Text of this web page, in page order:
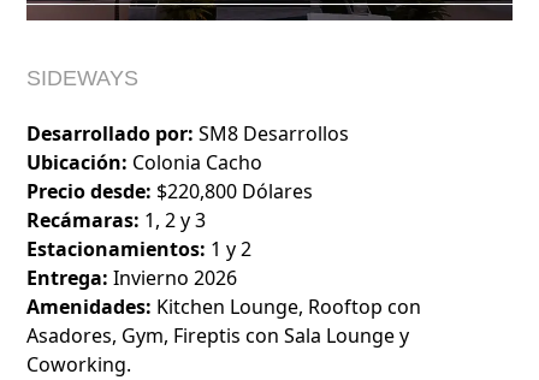
SIDEWAYS
Desarrollado por:SM8 Desarrollos
Ubicación: Colonia Cacho
Precio desde: $220,800 Dólares
Recámaras: 1, 2 y 3
Estacionamientos: 1 y 2
Entrega: Invierno 2026
Amenidades: Kitchen Lounge, Rooftop con
Asadores, Gym, Fireptis con Sala Lounge y
Coworking.